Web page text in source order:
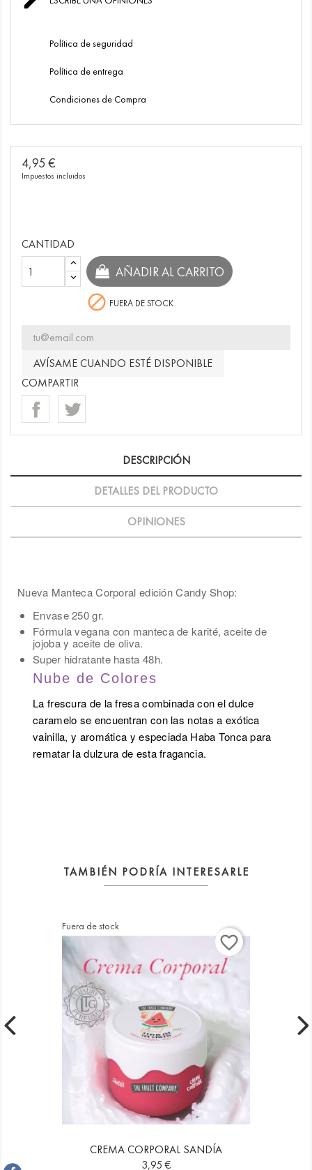
Política de seguridad
Política de entrega
Condiciones de Compra
4,95 €
Impuestos incluidos
CANTIDAD
AÑADIR AL CARRITO
 FUERA DE STOCK
AVÍSAME CUANDO ESTÉ DISPONIBLE
COMPARTIR
DESCRIPCIÓN
DETALLES DEL PRODUCTO
OPINIONES
Nueva Manteca Corporal edición Candy Shop:
Envase 250 gr.
Fórmula vegana con manteca de karité, aceite de
jojoba y aceite de oliva.
Super hidratante hasta 48h.
Nube de Colores
La frescura de la fresa combinada con el dulce
caramelo se encuentran con las notas a exótica
vainilla, y aromática y especiada Haba Tonca para
rematar la dulzura de esta fragancia.
TAMBIÉN PODRÍA INTERESARLE
Fuera de stock
CREMA CORPORAL SANDÍA
Precio
3,95 €
favorite_border